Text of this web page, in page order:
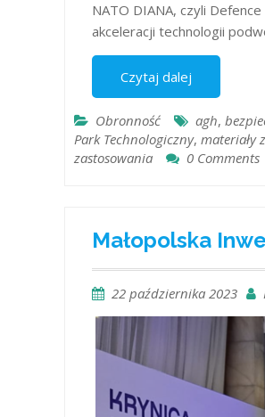
NATO DIANA, czyli
akceleracji technologii
Czytaj dalej
Obronność agh,
Park Technologiczny, materiały
zastosowania
0 Comments
Małopolska
22 października 2023